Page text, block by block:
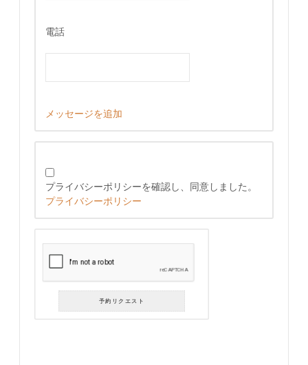
電話
メッセージを追加
プライバシーポリシーを確認し、同意しました。
プライバシーポリシー
予約リクエスト